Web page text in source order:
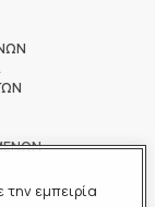
εμπειρία